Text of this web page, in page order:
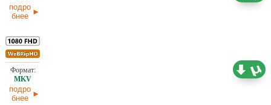
подро
бнее
подро
бнее